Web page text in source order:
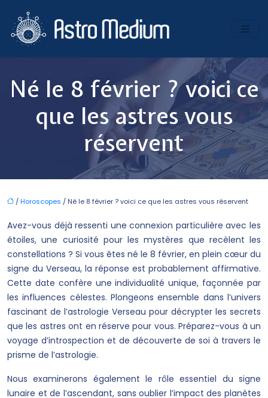
Né le 8 février ? voici ce
que les astres vous
réservent
/Horoscopes / Né le 8 février ? voici ce que les astres vous réservent
Avez-vous déjà ressenti une connexion particulière avec les
étoiles, une curiosité pour les mystères que recèlent les
constellations ? Si vous êtes né le 8 février, en plein cœur du
signe du Verseau, la réponse est probablement affirmative.
Cette date confère une individualité unique, façonnée par
les influences célestes. Plongeons ensemble dans l’univers
fascinant de l’astrologie Verseau pour décrypter les secrets
que les astres ont en réserve pour vous. Préparez-vous à un
voyage d’introspection et de découverte de soi à travers le
prisme de l’astrologie.
Nous examinerons également le rôle essentiel du signe
lunaire et de l’ascendant, sans oublier l’impact des planètes